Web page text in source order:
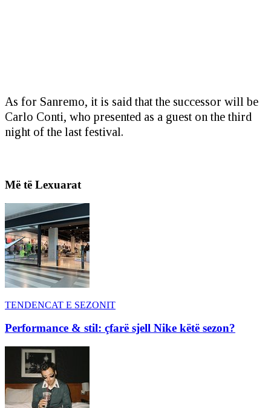
As for Sanremo, it is said that the successor will be
Carlo Conti, who presented as a guest on the third
night of the last festival.
Më të Lexuarat
TENDENCAT E SEZONIT
Performance & stil: çfarë sjell Nike këtë sezon?